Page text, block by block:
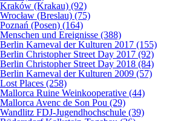
Kraków (Krakau) (92)
Wrocław (Breslau) (75)
Poznań (Posen) (164)
Menschen und Ereignisse (388)
Berlin Karneval der Kulturen 2017 (155)
Berlin Christopher Street Day 2017 (92)
Berlin Christopher Street Day 2018 (84)
Berlin Karneval der Kulturen 2009 (57)
Lost Places (258)
Mallorca Ruine Weinkooperative (44)
Mallorca Avenc de Son Pou (29)
Wandlitz FDJ-Jugendhochschule (39)